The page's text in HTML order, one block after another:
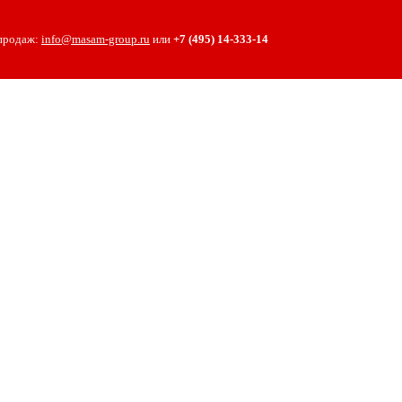
info@masam-group.ru или +7 (495) 14‑333‑14